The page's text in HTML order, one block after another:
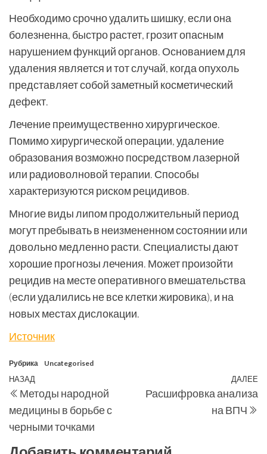
Необходимо срочно удалить шишку, если она
болезненна, быстро растет, грозит опасным
нарушением функций органов. Основанием для
удаления является и тот случай, когда опухоль
представляет собой заметный косметический
дефект.
Лечение преимущественно хирургическое.
Помимо хирургической операции, удаление
образования возможно посредством лазерной
или радиоволновой терапии. Способы
характеризуются риском рецидивов.
Многие виды липом продолжительный период
могут пребывать в неизмененном состоянии или
довольно медленно расти. Специалисты дают
хорошие прогнозы лечения. Может произойти
рецидив на месте оперативного вмешательства
(если удалились не все клетки жировика), и на
новых местах дислокации.
Источник
Рубрика Uncategorised
Навигация
по
записям
Предыдущая
запись
НАЗАД
Методы народной
медицины в борьбе с
черными точками
ДАЛЕЕ
Расшифровка анализа
на ВПЧ